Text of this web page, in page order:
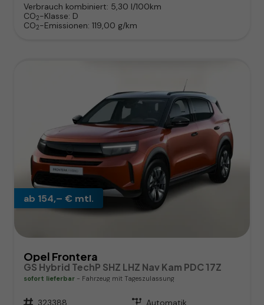
Verbrauch kombiniert: 5,30 l/100km
CO2-Klasse: D
CO2-Emissionen: 119,00 g/km
ab 154,– € mtl.
Opel Frontera
GS Hybrid TechP SHZ LHZ Nav Kam PDC 17Z
sofort lieferbar Fahrzeug mit Tageszulassung
Fahrzeugnr. 323388 Getriebe Automatik